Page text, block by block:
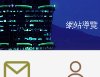
網站導覽
:::